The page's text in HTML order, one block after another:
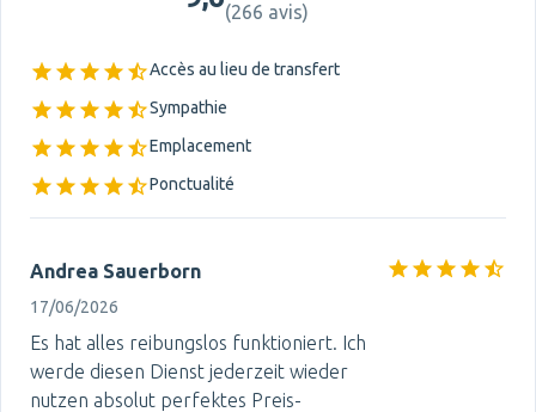
(266 avis)
Accès au lieu de transfert
Sympathie
Emplacement
Ponctualité
Andrea Sauerborn
17/06/2026
Es hat alles reibungslos funktioniert. Ich
werde diesen Dienst jederzeit wieder
nutzen absolut perfektes Preis-